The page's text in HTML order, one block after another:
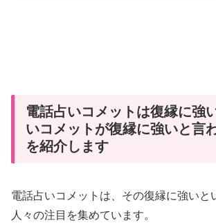
電話占いコメットは復縁に強
いコメットが復縁に強いと言
を紹介します
電話占いコメットは、その復縁に強いと
人々の注目を集めています。